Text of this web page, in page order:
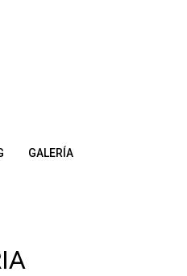
GALERÍA